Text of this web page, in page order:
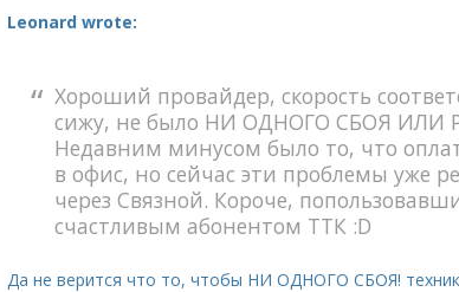
Leonard wrote:
Хороший провайдер, скорость
сижу, не было НИ ОДНОГО СБОЯ ИЛИ
Недавним минусом было то, что
в офис, но сейчас эти проблемы уже
через Связной. Короче,
счастливым абонентом ТТК :D
Да не верится что то, чтобы НИ ОДНОГО СБОЯ!